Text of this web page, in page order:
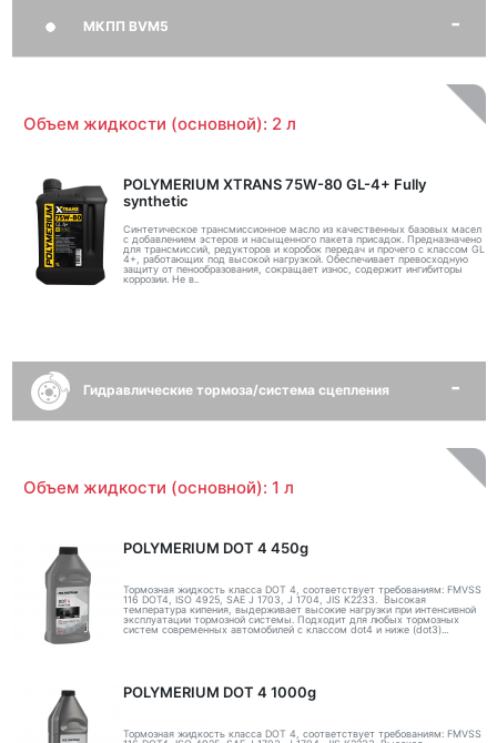
МКПП BVM5
Объем жидкости (основной): 2 л
POLYMERIUM XTRANS 75W-80 GL-4+ Fully
synthetic
Синтетическое трансмиссионное масло из качественных базовых масел
с добавлением эстеров и насыщенного пакета присадок. Предназначено
для трансмиссий, редукторов и коробок передач и прочего с классом GL
4+, работающих под высокой нагрузкой. Обеспечивает превосходную
защиту от пенообразования, сокращает износ, содержит ингибиторы
коррозии. Не в..
Гидравлические тормоза/система сцепления
Объем жидкости (основной): 1 л
POLYMERIUM DOT 4 450g
Тормозная жидкость класса DOT 4, соответствует требованиям: FMVSS
116 DOT4, ISO 4925, SAE J 1703, J 1704, JIS K2233. Высокая
температура кипения, выдерживает высокие нагрузки при интенсивной
эксплуатации тормозной системы. Подходит для любых тормозных
систем современных автомобилей с классом dot4 и ниже (dot3)...
POLYMERIUM DOT 4 1000g
Тормозная жидкость класса DOT 4, соответствует требованиям: FMVSS